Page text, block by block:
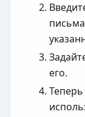
его.